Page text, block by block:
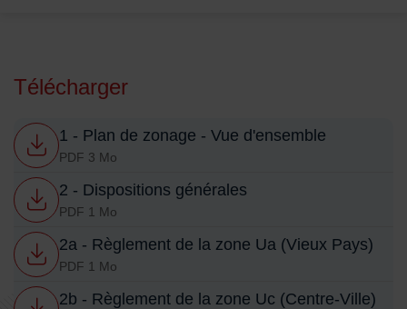
Télécharger
1 - Plan de zonage - Vue d'ensemble
PDF 3 Mo
2 - Dispositions générales
PDF 1 Mo
2a - Règlement de la zone Ua (Vieux Pays)
PDF 1 Mo
2b - Règlement de la zone Uc (Centre-Ville)